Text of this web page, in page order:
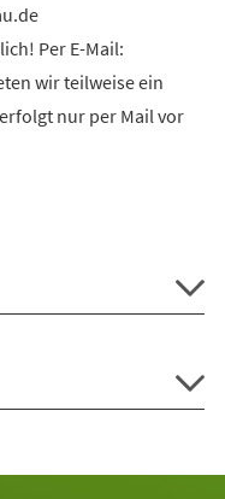
Per E-Mail:
wir teilweise ein
nur per Mail vor